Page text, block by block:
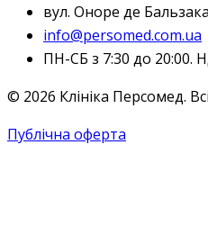
вул. Оноре де
info@persomed.com.ua
ПН-СБ з 7:30 до 20:00.
© 2026 Клініка Персомед.
Публічна оферта